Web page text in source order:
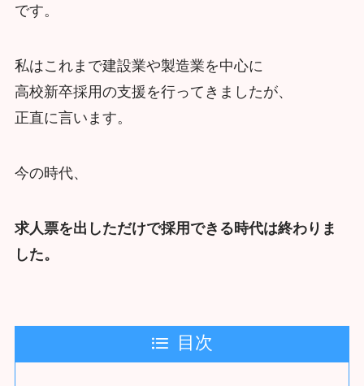
です。
私はこれまで建設業や製造業を中心に
高校新卒採用の支援を行ってきましたが、
正直に言います。
今の時代、
求人票を出しただけで採用できる時代は終わりま
した。
目次